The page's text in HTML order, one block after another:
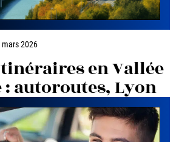
mars 2026
en Vallée
: autoroutes, Lyon